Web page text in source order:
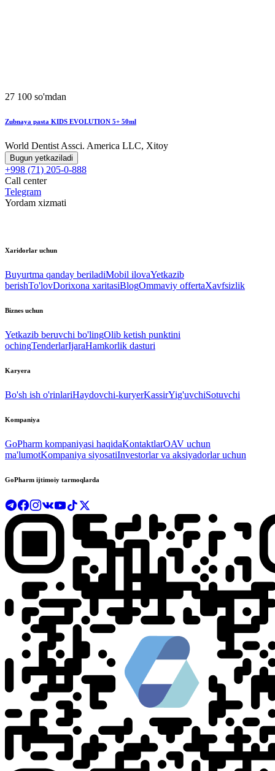
27 100 so'mdan
Zubnaya pasta KIDS EVOLUTION 5+ 50ml
World Dentist Assci. America LLC, Xitoy
Bugun yetkaziladi
+998 (71) 205-0-888
Call center
Telegram
Yordam xizmati
Xaridorlar uchun
Buyurtma qanday beriladiMobil ilovaYetkazib
berishTo'lovDorixona xaritasiBlogOmmaviy offertaXavfsizlik
Biznes uchun
Yetkazib beruvchi bo'lingOlib ketish punktini
ochingTenderlarIjaraHamkorlik dasturi
Karyera
Bo'sh ish o'rinlariHaydovchi-kuryerKassirYig'uvchiSotuvchi
Kompaniya
GoPharm kompaniyasi haqidaKontaktlarOAV uchun
ma'lumotKompaniya siyosatiInvestorlar va aksiyadorlar uchun
GoPharm ijtimoiy tarmoqlarda